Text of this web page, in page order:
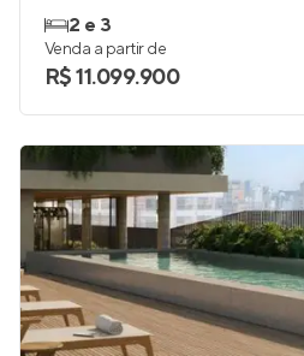
2 e 3
Venda a partir de
R$ 11.099.900